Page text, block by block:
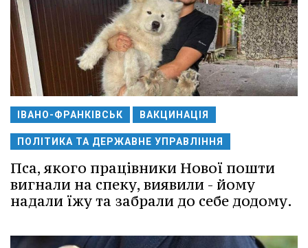
ІВАНО-ФРАНКІВСЬК ВАКЦИНАЦІЯ
ПОЛІТИКА ТА ДЕРЖАВНЕ УПРАВЛІННЯ
Пса, якого працівники Нової пошти
вигнали на спеку, виявили - йому
надали їжу та забрали до себе додому.